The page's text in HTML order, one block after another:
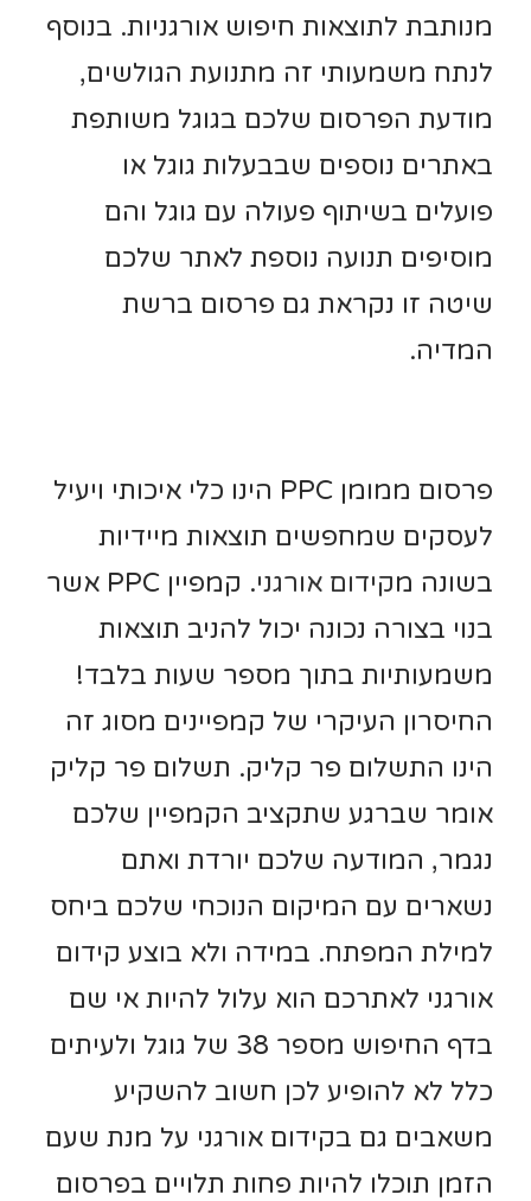
מנותבת לתוצאות חיפוש אורגניות. בנוסף
לנתח משמעותי זה מתנועת הגולשים,
מודעת הפרסום שלכם בגוגל משותפת
באתרים נוספים שבבעלות גוגל או
פועלים בשיתוף פעולה עם גוגל והם
מוסיפים תנועה נוספת לאתר שלכם
שיטה זו נקראת גם פרסום ברשת
המדיה.
פרסום ממומן PPC הינו כלי איכותי ויעיל
לעסקים שמחפשים תוצאות מיידיות
בשונה מקידום אורגני
. קמפיין PPC אשר
בנוי בצורה נכונה יכול להניב תוצאות
משמעותיות בתוך מספר שעות בלבד!
החיסרון העיקרי של קמפיינים מסוג זה
הינו התשלום פר קליק. תשלום פר קליק
אומר שברגע שתקציב הקמפיין שלכם
נגמר, המודעה שלכם יורדת ואתם
נשארים עם המיקום הנוכחי שלכם ביחס
למילת המפתח. במידה ולא בוצע קידום
אורגני לאתרכם הוא עלול להיות אי שם
בדף החיפוש מספר 38 של גוגל ולעיתים
כלל לא להופיע לכן חשוב להשקיע
משאבים גם בקידום אורגני על מנת שעם
הזמן תוכלו להיות פחות תלויים בפרסום